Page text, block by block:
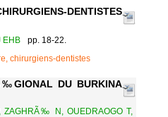
DENTISTES
EHB
pp. 18-22.
chirurgiens-dentistes
DU BURKINA
N, OUEDRAOGO T,